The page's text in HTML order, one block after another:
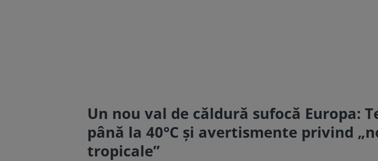
Un nou val de căldură sufocă Europa:
până la 40°C și avertismente privind
tropicale”